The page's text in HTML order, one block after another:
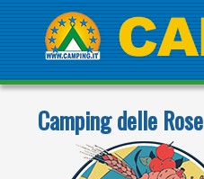
Camping delle Rose